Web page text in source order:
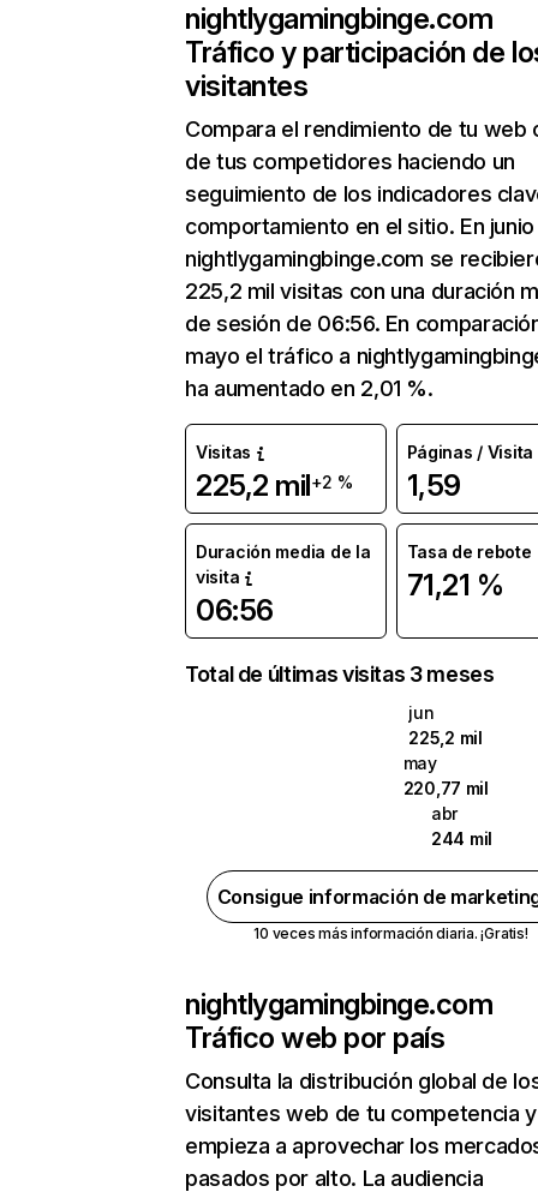
nightlygamingbinge.com
Tráfico y participación de
visitantes
Compara el rendimiento de tu web
de tus competidores haciendo un
seguimiento de los indicadores
comportamiento en el sitio. En junio
nightlygamingbinge.com se
225,2 mil visitas con una duración
de sesión de 06:56. En
mayo el tráfico a
ha aumentado en 2,01 %.
Visitas
225,2 mil+2 %
Páginas / Visita
1,59
Duración media de la
visita
06:56
Tasa de rebote
71,21 %
Total de últimas visitas 3 meses
jun
225,2 mil
may
220,77 mil
abr
244 mil
Consigue información de
10 veces más información diaria. ¡Gratis!
nightlygamingbinge.com
Tráfico web por país
Consulta la distribución global de
visitantes web de tu competencia y
empieza a aprovechar los
pasados por alto. La audiencia